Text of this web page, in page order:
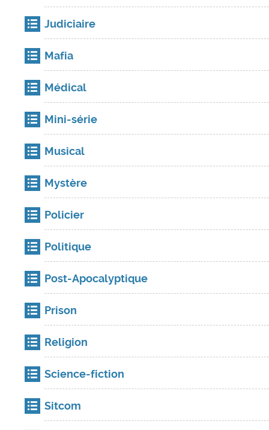
Judiciaire
Mafia
Médical
Mini-série
Musical
Mystère
Policier
Politique
Post-Apocalyptique
Prison
Religion
Science-fiction
Sitcom